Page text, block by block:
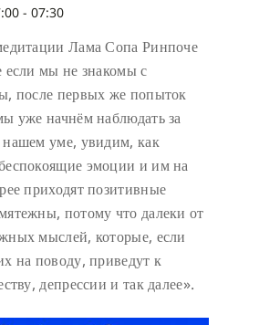
- 07:30
Лама Сопа Ринпоче
если мы не знакомы с
после первых же попыток
уже начнём наблюдать за
уме, увидим, как
эмоции и им на
приходят позитивные
потому что далеки от
мыслей, которые, если
на поводу, приведут к
депрессии и так далее».